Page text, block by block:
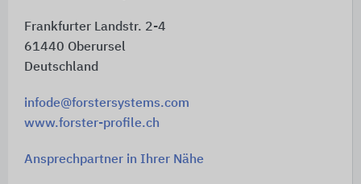
Frankfurter Landstr. 2-4
61440 Oberursel
Deutschland
infode@forstersystems.com
www.forster-profile.ch
Ansprechpartner in Ihrer Nähe